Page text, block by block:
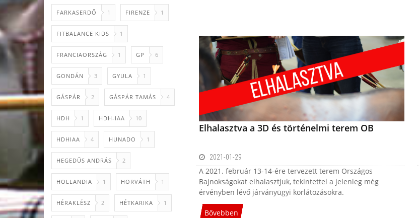
FARKASERDŐ 1 FIRENZE 1
FITBALANCE KIDS 1
FRANCIAORSZÁG 1 GP 6
GONDÁN 3 GYULA 1
GÁSPÁR 2 GÁSPÁR TAMÁS 4
HDH 1 HDH-IAA 10
HDHIAA 4 HUNADO 1
HEGEDŰS ANDRÁS 2
HOLLANDIA 1 HORVÁTH 1
HÉRAKLÉSZ 2 HÉTKARIKA 1
Elhalasztva a 3D és történelmi terem OB
2021-01-29
A 2021. február 13-14-ére tervezett terem Országos
Bajnokságokat elhalasztjuk, tekintettel a jelenleg még
érvényben lévő járványügyi korlátozásokra.
Bővebben